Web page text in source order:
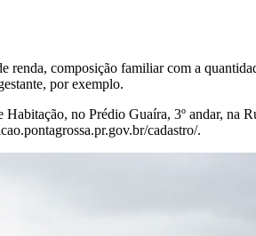
composição familiar com a
por exemplo.
no Prédio Guaíra, 3º andar, na
cadastro/.